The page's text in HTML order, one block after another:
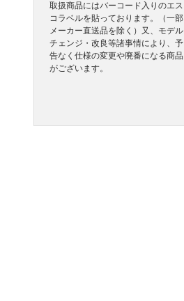
取扱商品にはバーコード入りのエス
コラベルを貼っております。（一部
メーカー直送品を除く）又、モデル
チェンジ・改良等諸事情により、予
告なく仕様の変更や廃番になる商品
がございます。